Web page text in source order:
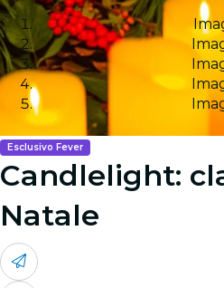
Esclusivo Fever
Candlelight:
Natale